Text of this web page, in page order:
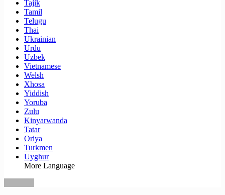
Tajik
Tamil
Telugu
Thai
Ukrainian
Urdu
Uzbek
Vietnamese
Welsh
Xhosa
Yiddish
Yoruba
Zulu
Kinyarwanda
Tatar
Oriya
Turkmen
Uyghur
More Language